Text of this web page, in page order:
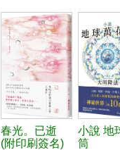
春光。已逝
(附印刷簽名)
小說 地
筒